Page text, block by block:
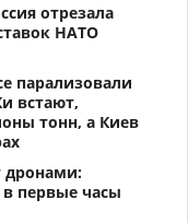
отрезала
НАТО
парализовали
встают,
тонн, а Киев
дронами:
первые часы